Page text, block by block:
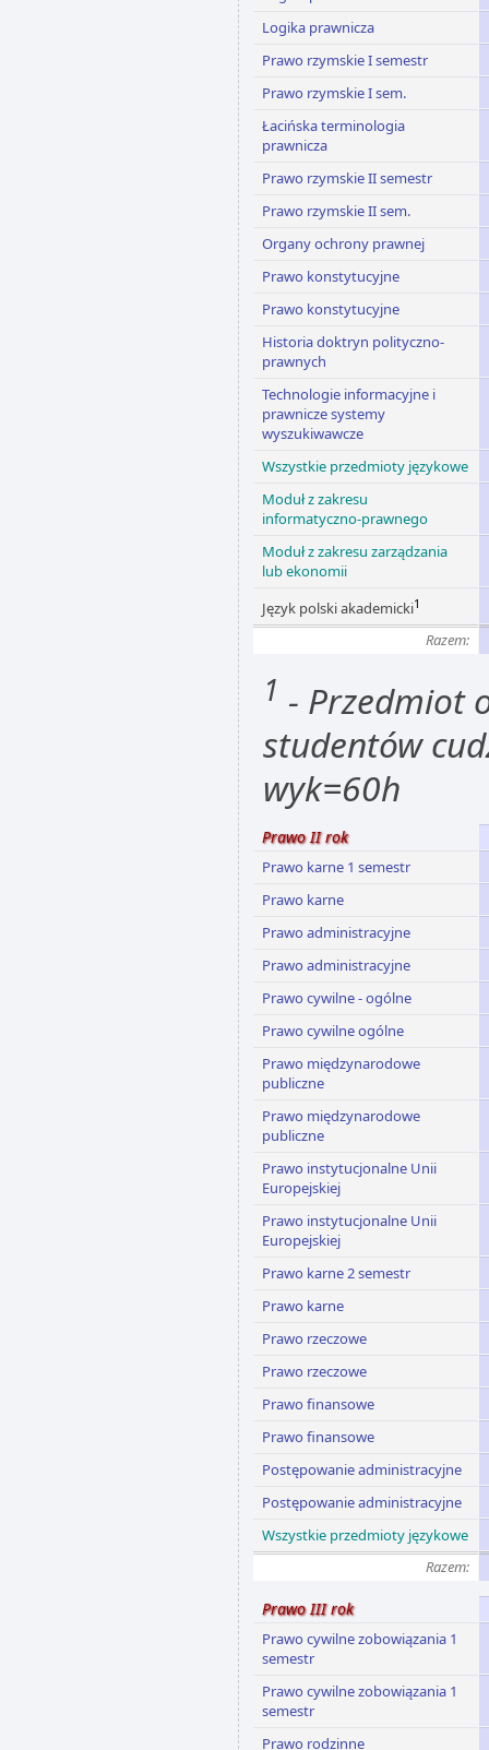
Logika prawnicza
Prawo rzymskie I semestr
Prawo rzymskie I sem.
Łacińska terminologia
prawnicza
Prawo rzymskie II semestr
Prawo rzymskie II sem.
Organy ochrony prawnej
Prawo konstytucyjne
Prawo konstytucyjne
Historia doktryn polityczno-
prawnych
Technologie informacyjne i
prawnicze systemy
wyszukiwawcze
Wszystkie przedmioty językowe
Moduł z zakresu
informatyczno-prawnego
Moduł z zakresu zarządzania
lub ekonomii
Język polski akademicki1
Razem:
1 - Przedmiot
studentów
wyk=60h
Prawo II rok
Prawo karne 1 semestr
Prawo karne
Prawo administracyjne
Prawo administracyjne
Prawo cywilne - ogólne
Prawo cywilne ogólne
Prawo międzynarodowe
publiczne
Prawo międzynarodowe
publiczne
Prawo instytucjonalne Unii
Europejskiej
Prawo instytucjonalne Unii
Europejskiej
Prawo karne 2 semestr
Prawo karne
Prawo rzeczowe
Prawo rzeczowe
Prawo finansowe
Prawo finansowe
Postępowanie administracyjne
Postępowanie administracyjne
Wszystkie przedmioty językowe
Razem:
Prawo III rok
Prawo cywilne zobowiązania 1
semestr
Prawo cywilne zobowiązania 1
semestr
Prawo rodzinne